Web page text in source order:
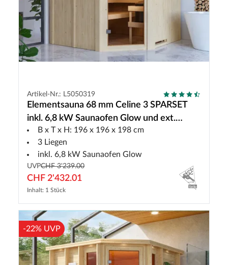
Artikel-Nr.: L5050319
Elementsauna 68 mm Celine 3 SPARSET
inkl. 6,8 kW Saunaofen Glow und ext.
Steuerung
B x T x H: 196 x 196 x 198 cm
3 Liegen
inkl. 6,8 kW Saunaofen Glow
UVPCHF 3'239.00
CHF 2'432.01
Inhalt: 1 Stück
-22% UVP